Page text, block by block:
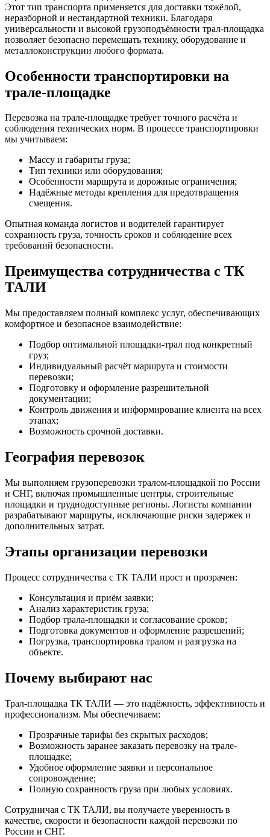
Этот тип транспорта применяется для доставки тяжёлой,
неразборной и нестандартной техники. Благодаря
универсальности и высокой грузоподъёмности трал-площадка
позволяет безопасно перемещать технику, оборудование и
металлоконструкции любого формата.
Особенности транспортировки на
трале-площадке
Перевозка на трале-площадке требует точного расчёта и
соблюдения технических норм. В процессе транспортировки
мы учитываем:
Массу и габариты груза;
Тип техники или оборудования;
Особенности маршрута и дорожные ограничения;
Надёжные методы крепления для предотвращения
смещения.
Опытная команда логистов и водителей гарантирует
сохранность груза, точность сроков и соблюдение всех
требований безопасности.
Преимущества сотрудничества с ТК
ТАЛИ
Мы предоставляем полный комплекс услуг, обеспечивающих
комфортное и безопасное взаимодействие:
Подбор оптимальной площадки-трал под конкретный
груз;
Индивидуальный расчёт маршрута и стоимости
перевозки;
Подготовку и оформление разрешительной
документации;
Контроль движения и информирование клиента на всех
этапах;
Возможность срочной доставки.
География перевозок
Мы выполняем грузоперевозки тралом-площадкой по России
и СНГ, включая промышленные центры, строительные
площадки и труднодоступные регионы. Логисты компании
разрабатывают маршруты, исключающие риски задержек и
дополнительных затрат.
Этапы организации перевозки
Процесс сотрудничества с ТК ТАЛИ прост и прозрачен:
Консультация и приём заявки;
Анализ характеристик груза;
Подбор трала-площадки и согласование сроков;
Подготовка документов и оформление разрешений;
Погрузка, транспортировка тралом и разгрузка на
объекте.
Почему выбирают нас
Трал-площадка ТК ТАЛИ — это надёжность, эффективность и
профессионализм. Мы обеспечиваем:
Прозрачные тарифы без скрытых расходов;
Возможность заранее заказать перевозку на трале-
площадке;
Удобное оформление заявки и персональное
сопровождение;
Полную сохранность груза при любых условиях.
Сотрудничая с ТК ТАЛИ, вы получаете уверенность в
качестве, скорости и безопасности каждой перевозки по
России и СНГ.